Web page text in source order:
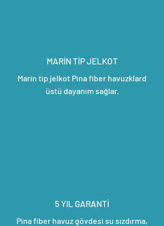
MARİN TİP JELKOT
Marin tip jelkot Pina fiber havuzklard
üstü dayanım sağlar.
5 YIL GARANTİ
Pina fiber havuz gövdesi su sızdırma,